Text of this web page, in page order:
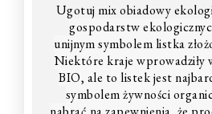
Ugotuj mix obiadowy
gospodarstw
unijnym symbolem listka
Niektóre kraje wprowadziły
BIO, ale to listek jest
symbolem żywności